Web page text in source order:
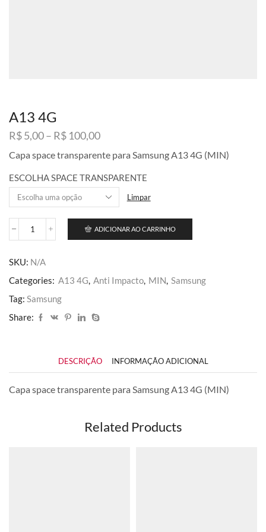
A13 4G
R$5,00– R$ 100,00Faixa
preço:
R$ 5,00
através
R$ 100,00
Capa space transparente para Samsung A13 4G (MIN)
ESCOLHA SPACE TRANSPARENTE
Limpar
A13
ADICIONAR AO CARRINHO
SKU: N/A
Categories: A13 4G, Anti Impacto, MIN, Samsung
Tag: Samsung
Share:
DESCRIÇÃO INFORMAÇÃO ADICIONAL
Capa space transparente para Samsung A13 4G (MIN)
Related Products